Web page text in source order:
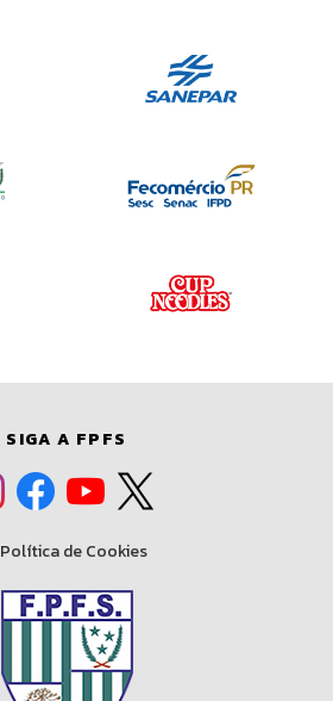
SIGA A FPFS
Política de Cookies